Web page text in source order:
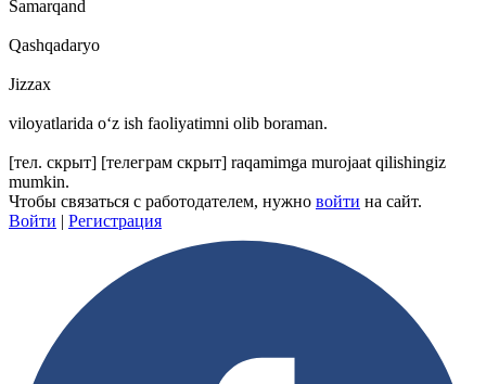
Samarqand
Qashqadaryo
Jizzax
viloyatlarida oʻz ish faoliyatimni olib boraman.
[тел. скрыт] [телеграм скрыт] raqamimga murojaat qilishingiz
mumkin.
Чтобы связаться с работодателем, нужно войти на сайт.
Войти | Регистрация